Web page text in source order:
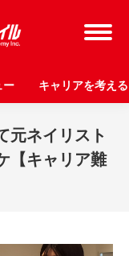
ー キャリアを考える
元ネイリスト
【キャリア難